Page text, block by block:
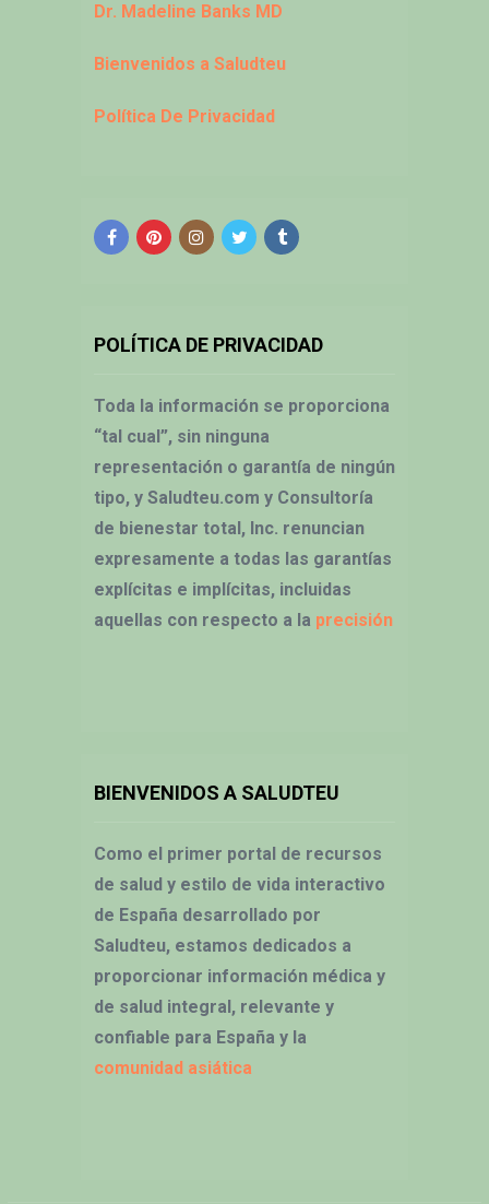
Dr. Madeline Banks MD
Bienvenidos a Saludteu
Política De Privacidad
POLÍTICA DE PRIVACIDAD
Toda la información se proporciona
“tal cual”, sin ninguna
representación o garantía de ningún
tipo, y Saludteu.com y Consultoría
de bienestar total, Inc. renuncian
expresamente a todas las garantías
explícitas e implícitas, incluidas
aquellas con respecto a la precisión
BIENVENIDOS A SALUDTEU
Como el primer portal de recursos
de salud y estilo de vida interactivo
de España desarrollado por
Saludteu, estamos dedicados a
proporcionar información médica y
de salud integral, relevante y
confiable para España y la
comunidad asiática